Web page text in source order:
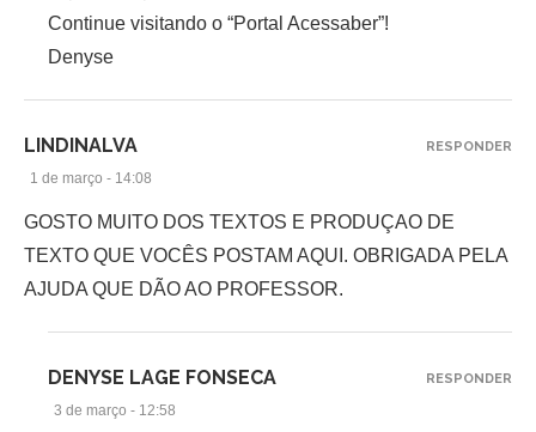
Continue visitando o “Portal Acessaber”!
Denyse
LINDINALVA
1 de março - 14:08
GOSTO MUITO DOS TEXTOS E PRODUÇAO DE
TEXTO QUE VOCÊS POSTAM AQUI. OBRIGADA PELA
AJUDA QUE DÃO AO PROFESSOR.
RESPONDER
DENYSE LAGE FONSECA
3 de março - 12:58
RESPONDER